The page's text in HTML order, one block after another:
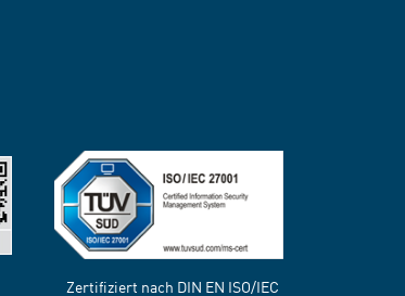
Zertifiziert nach DIN EN ISO/IEC